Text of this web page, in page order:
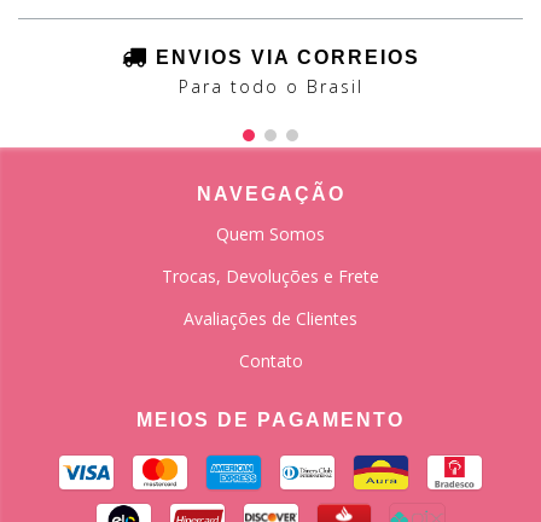
ENVIOS VIA CORREIOS
Para todo o Brasil
NAVEGAÇÃO
Quem Somos
Trocas, Devoluções e Frete
Avaliações de Clientes
Contato
MEIOS DE PAGAMENTO